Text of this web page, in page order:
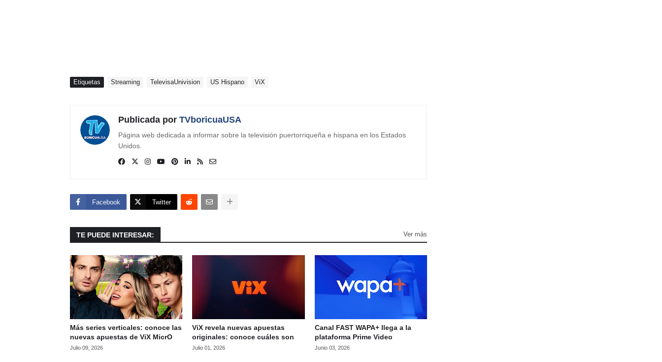
Etiquetas Streaming TelevisaUnivision US Hispano ViX
Publicada por TVboricuaUSA
Página web dedicada a informar sobre la televisión puertorriqueña e hispana en los Estados
Unidos.
Facebook Twitter
TE PUEDE INTERESAR: Ver más
Más series verticales: conoce las
nuevas apuestas de ViX MicrO
Julio 09, 2026
ViX revela nuevas apuestas
originales: conoce cuáles son
Julio 01, 2026
Canal FAST WAPA+ llega a la
plataforma Prime Video
Junio 03, 2026